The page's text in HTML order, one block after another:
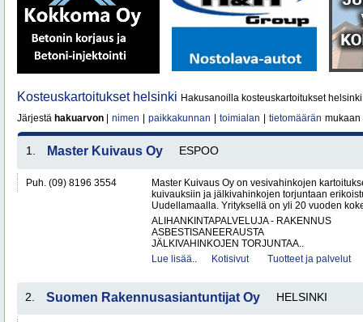
Kosteuskartoitukset helsinki Hakusanoilla kosteuskartoitukset
Järjestä hakuarvon nimen paikkakunnan toimialan tietomäärän mukaan
1. Master Kuivaus Oy ESPOO
Puh. (09) 8196 3554
Master Kuivaus Oy on vesivahinkojen
kuivauksiin ja jälkivahinkojen torjuntaan
Uudellamaalla. Yrityksellä on yli 20 vuoden
ALIHANKINTAPALVELUJA - RAKENNUS
ASBESTISANEERAUSTA
JÄLKIVAHINKOJEN TORJUNTAA..
Lue lisää..
Kotisivut Tuotteet ja palvelut
2. Suomen Rakennusasiantuntijat Oy HELSINKI